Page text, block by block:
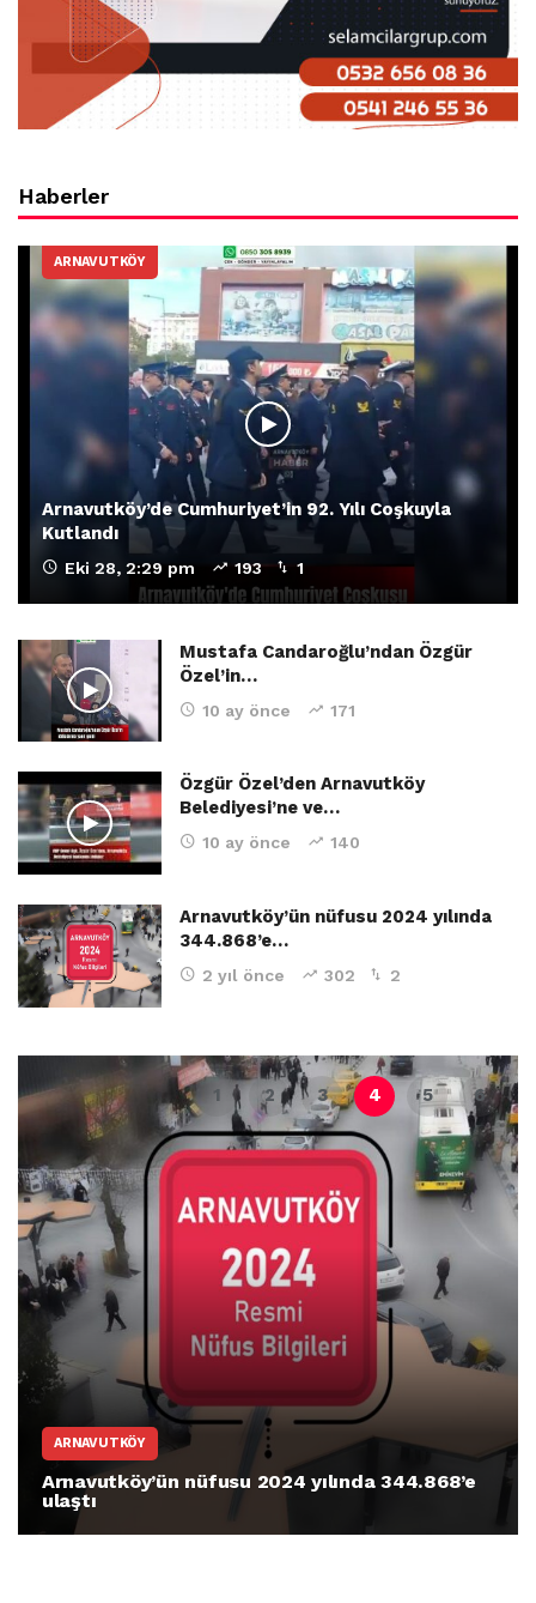
Haberler
ARNAVUTKÖY
Arnavutköy’de Cumhuriyet’in 92. Yılı Coşkuyla
Kutlandı
Eki 28, 2:29 pm 193 1
Mustafa Candaroğlu’ndan Özgür
Özel’in…
10 ay önce 171
Özgür Özel’den Arnavutköy
Belediyesi’ne ve…
10 ay önce 140
Arnavutköy’ün nüfusu 2024 yılında
344.868’e…
2 yıl önce 302 2
ARNAVUTKÖY
Arnavutköy’ün nüfusu 2024 yılında 344.868’e
ulaştı